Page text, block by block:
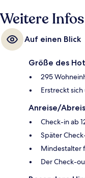
Weitere
Auf einen Blick
Größe des
295
Erstreckt
Anreise/
Check-in ab
Später
Mindestalter
Der Check-